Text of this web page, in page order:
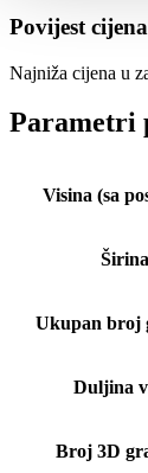
Povijest cijena
Najniža cijena u
Parametri
Visina (sa
Širina
Ukupan broj
Duljina
Broj 3D